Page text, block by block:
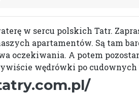
w sercu polskich Tatr.
apartamentów. Są tam
oczekiwania. A potem
wędrówki po cudownych